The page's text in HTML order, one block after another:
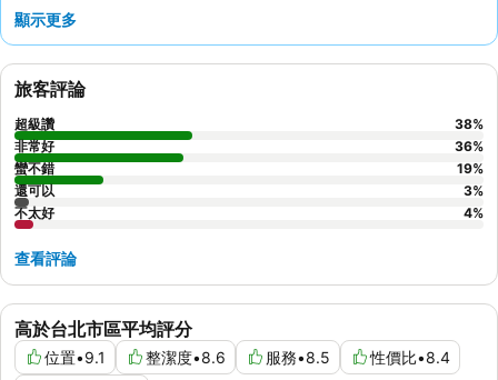
宿體驗，房客可以要求入住面花園的客房。
顯示更多
高於台北市區平均評分
位置•9.1 整潔度•8.6 服務•8.5 性價比•8.4
旅客評論
超級讚 38%
非常好
36%
蠻不錯
19%
還可以
3%
不太好
4%
查看評論